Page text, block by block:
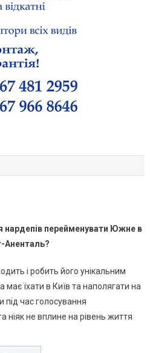
нардепів перейменувати Южне в
Аненталь?
і робить його унікальним
має їхати в Київ та наполягати на
під час голосування
ніяк не вплине на рівень життя